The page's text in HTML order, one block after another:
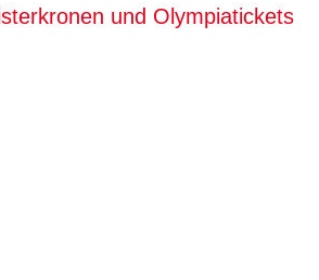
und Olympiatickets